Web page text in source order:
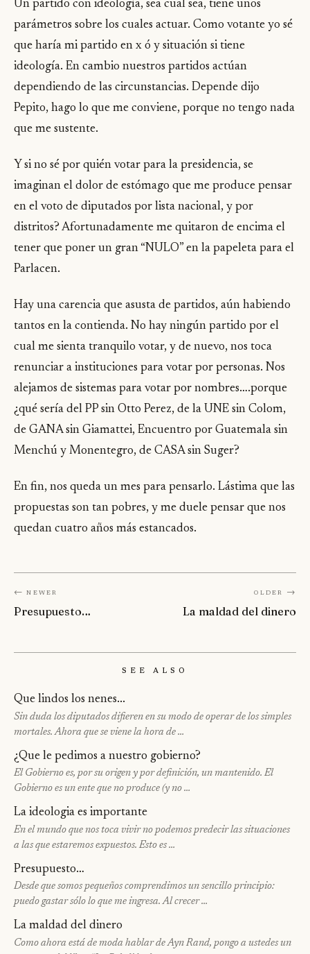
Un partido con ideología, sea cual sea, tiene unos
parámetros sobre los cuales actuar. Como votante yo sé
que haría mi partido en x ó y situación si tiene
ideología. En cambio nuestros partidos actúan
dependiendo de las circunstancias. Depende dijo
Pepito, hago lo que me conviene, porque no tengo nada
que me sustente.
Y si no sé por quién votar para la presidencia, se
imaginan el dolor de estómago que me produce pensar
en el voto de diputados por lista nacional, y por
distritos? Afortunadamente me quitaron de encima el
tener que poner un gran “NULO” en la papeleta para el
Parlacen.
Hay una carencia que asusta de partidos, aún habiendo
tantos en la contienda. No hay ningún partido por el
cual me sienta tranquilo votar, y de nuevo, nos toca
renunciar a instituciones para votar por personas. Nos
alejamos de sistemas para votar por nombres….porque
¿qué sería del PP sin Otto Perez, de la UNE sin Colom,
de GANA sin Giamattei, Encuentro por Guatemala sin
Menchú y Monentegro, de CASA sin Suger?
En fin, nos queda un mes para pensarlo. Lástima que las
propuestas son tan pobres, y me duele pensar que nos
quedan cuatro años más estancados.
← Newer
Presupuesto…
Older →
La maldad del dinero
See Also
Que lindos los nenes...
Sin duda los diputados difieren en su modo de operar de los simples
mortales. Ahora que se viene la hora de …
¿Que le pedimos a nuestro gobierno?
El Gobierno es, por su origen y por definición, un mantenido. El
Gobierno es un ente que no produce (y no …
La ideologia es importante
En el mundo que nos toca vivir no podemos predecir las situaciones
a las que estaremos expuestos. Esto es …
Presupuesto…
Desde que somos pequeños comprendimos un sencillo principio:
puedo gastar sólo lo que me ingresa. Al crecer …
La maldad del dinero
Como ahora está de moda hablar de Ayn Rand, pongo a ustedes un